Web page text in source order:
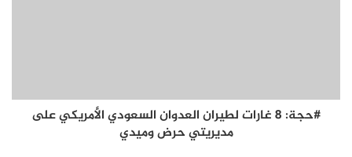
#حجة: 8 غارات لطيران العدوان السعودي الأمريكي على
مديريتي حرض وميدي